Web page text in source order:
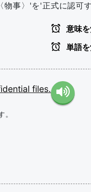
事〉'を'正式に認可
意味
単語
files.